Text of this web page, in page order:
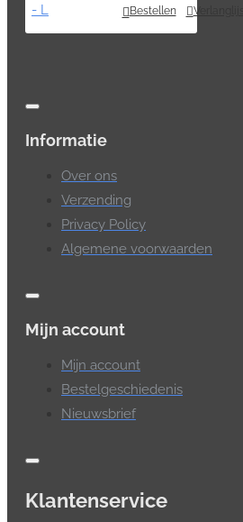
Bestellen Verlanglijst
Informatie
Over ons
Verzending
Privacy Policy
Algemene voorwaarden
Mijn account
Mijn account
Bestelgeschiedenis
Nieuwsbrief
Klantenservice